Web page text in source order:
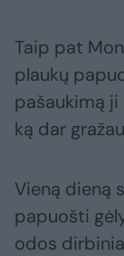
Taip pat
plaukų
pašaukimą
ką dar
Vieną dieną
papuošti
odos